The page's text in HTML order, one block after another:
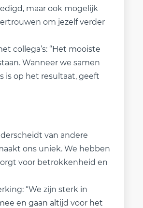
maar ook mogelijk
om jezelf verder
collega’s: “Het mooiste
Wanneer we samen
is op het resultaat, geeft
van andere
ons uniek. We hebben
voor betrokkenheid en
“We zijn sterk in
en gaan altijd voor het